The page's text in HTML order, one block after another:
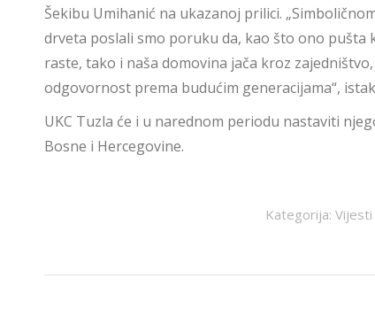
Šekibu Umihanić na ukazanoj prilici.
drveta poslali smo poruku da, kao što ono pušta
raste, tako i naša domovina jača kroz
odgovornost prema budućim generacijama“,
UKC Tuzla će i u narednom periodu nastaviti
Bosne i Hercegovine.
Kategorija:Vijesti